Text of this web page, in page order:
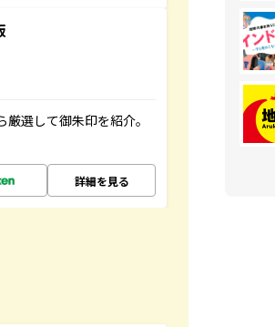
選して御朱印を紹介。
詳細を見る